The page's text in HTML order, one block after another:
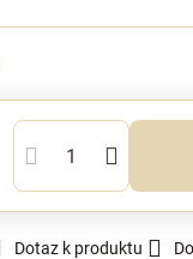
Dotaz k produktu